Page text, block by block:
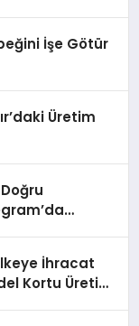
İşe Götür
Üretim
İhracat
Kortu Üretim